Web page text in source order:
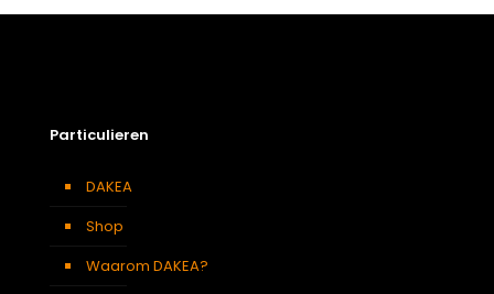
Particulieren
DAKEA
Shop
Waarom DAKEA?